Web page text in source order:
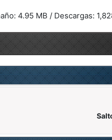
4.95 MB / Descargas: